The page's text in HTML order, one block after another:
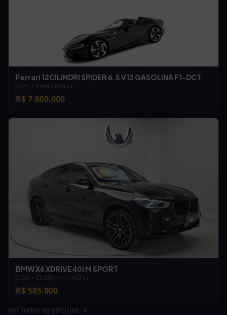
Ferrari 12CILINDRI SPIDER 6.5 V12 GASOLINA F1-DCT
2025 • 0 km • 830 cv
R$ 7.600.000
BMW X6 XDRIVE40I M SPORT
2022 • 32.550 km • 340 cv
R$ 585.000
Ver todos os veículos →